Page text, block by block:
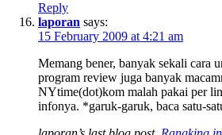
Reply
laporan says:
15 February 2009 at 4:21 am
Memang bener, banyak sekali cara
program review juga banyak
NYtime(dot)kom malah pakai per
infonya. *garuk-garuk, baca satu-